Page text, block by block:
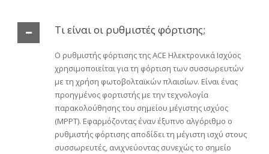
Τι είναι οι ρυθμιστές φόρτισης;
Ο ρυθμιστής φόρτισης της ACE Ηλεκτρονικά Ισχύος
χρησιμοποιείται για τη φόρτιση των συσσωρευτών
με τη χρήση φωτοβολταϊκών πλαισίων. Είναι ένας
προηγμένος φορτιστής με την τεχνολογία
παρακολούθησης του σημείου μέγιστης ισχύος
(MPPT). Εφαρμόζοντας έναν έξυπνο αλγόριθμο ο
ρυθμιστής φόρτισης αποδίδει τη μέγιστη ισχύ στους
συσσωρευτές, ανιχνεύοντας συνεχώς το σημείο